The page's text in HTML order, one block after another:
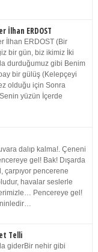
İlhan ERDOST
İlhan ERDOST (Bir
bir gün, biz ikimiz İki
durduğumuz gibi Benim
bir gülüş (Kelepçeyi
olduğu için Sonra
yüzün İçerde
dalıp kalma!. Çeneni
gel! Bak! Dışarda
çarpıyor pencerene
havalar seslerle
Pencereye gel!
Telli
giderBir nehir gibi